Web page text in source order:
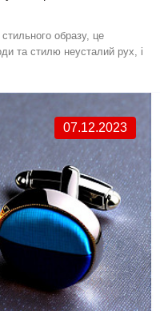
образу, це
та стилю неусталий рух, і
07.12.2023